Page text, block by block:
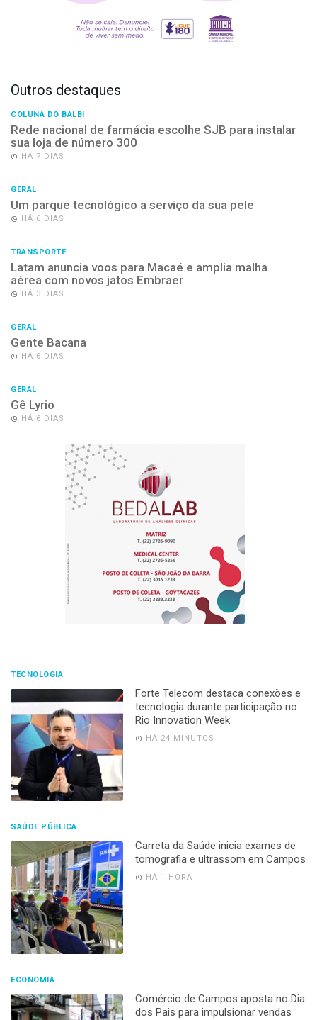
Outros destaques
COLUNA DO BALBI
Rede nacional de farmácia escolhe SJB para instalar
sua loja de número 300
HÁ 7 DIAS
GERAL
Um parque tecnológico a serviço da sua pele
HÁ 6 DIAS
TRANSPORTE
Latam anuncia voos para Macaé e amplia malha
aérea com novos jatos Embraer
HÁ 3 DIAS
GERAL
Gente Bacana
HÁ 6 DIAS
GERAL
Gê Lyrio
HÁ 6 DIAS
TECNOLOGIA
Forte Telecom destaca conexões e
tecnologia durante participação no
Rio Innovation Week
HÁ 24 MINUTOS
SAÚDE PÚBLICA
Carreta da Saúde inicia exames de
tomografia e ultrassom em Campos
HÁ 1 HORA
ECONOMIA
Comércio de Campos aposta no Dia
dos Pais para impulsionar vendas